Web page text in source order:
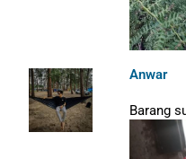
Anwar
Barang